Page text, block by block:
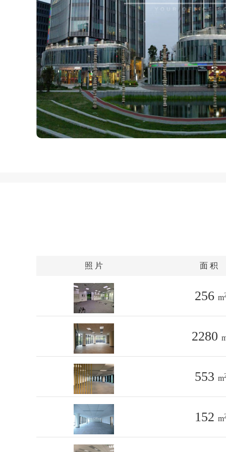
照 片 面 积
256 m
2280
553 m
152 m